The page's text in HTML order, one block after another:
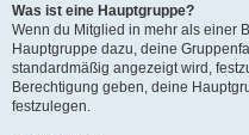
Was ist eine Hauptgruppe?
Wenn du Mitglied in mehr als einer
Hauptgruppe dazu, deine
standardmäßig angezeigt wird,
Berechtigung geben, deine
festzulegen.